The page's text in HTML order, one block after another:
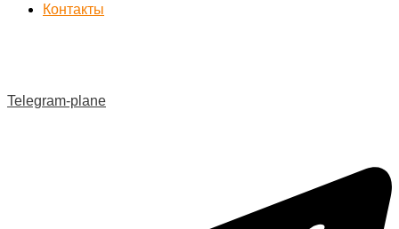
Контакты
Telegram-plane